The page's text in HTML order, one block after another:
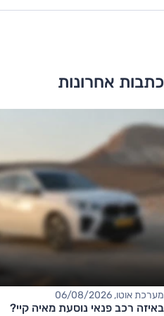
כתבות אחרונות
מערכת אוטו, 06/08/2026
באיזה רכב פנאי נוסעת מאיה קיי?